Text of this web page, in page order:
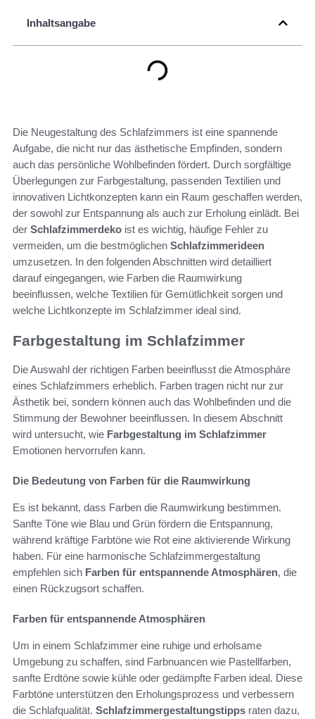
Inhaltsangabe
Die Neugestaltung des Schlafzimmers ist eine spannende
Aufgabe, die nicht nur das ästhetische Empfinden, sondern
auch das persönliche Wohlbefinden fördert. Durch sorgfältige
Überlegungen zur Farbgestaltung, passenden Textilien und
innovativen Lichtkonzepten kann ein Raum geschaffen werden,
der sowohl zur Entspannung als auch zur Erholung einlädt. Bei
der Schlafzimmerdeko ist es wichtig, häufige Fehler zu
vermeiden, um die bestmöglichen Schlafzimmerideen
umzusetzen. In den folgenden Abschnitten wird detailliert
darauf eingegangen, wie Farben die Raumwirkung
beeinflussen, welche Textilien für Gemütlichkeit sorgen und
welche Lichtkonzepte im Schlafzimmer ideal sind.
Farbgestaltung im Schlafzimmer
Die Auswahl der richtigen Farben beeinflusst die Atmosphäre
eines Schlafzimmers erheblich. Farben tragen nicht nur zur
Ästhetik bei, sondern können auch das Wohlbefinden und die
Stimmung der Bewohner beeinflussen. In diesem Abschnitt
wird untersucht, wie Farbgestaltung im Schlafzimmer
Emotionen hervorrufen kann.
Die Bedeutung von Farben für die Raumwirkung
Es ist bekannt, dass Farben die Raumwirkung bestimmen.
Sanfte Töne wie Blau und Grün fördern die Entspannung,
während kräftige Farbtöne wie Rot eine aktivierende Wirkung
haben. Für eine harmonische Schlafzimmergestaltung
empfehlen sich Farben für entspannende Atmosphären, die
einen Rückzugsort schaffen.
Farben für entspannende Atmosphären
Um in einem Schlafzimmer eine ruhige und erholsame
Umgebung zu schaffen, sind Farbnuancen wie Pastellfarben,
sanfte Erdtöne sowie kühle oder gedämpfte Farben ideal. Diese
Farbtöne unterstützen den Erholungsprozess und verbessern
die Schlafqualität. Schlafzimmergestaltungstipps raten dazu,